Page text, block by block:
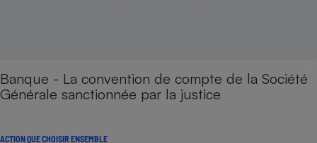
Banque - La convention de compte de la Société
Générale sanctionnée par la justice
ACTION QUE CHOISIR ENSEMBLE